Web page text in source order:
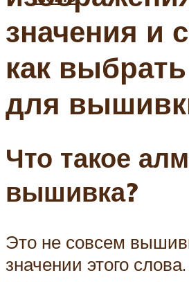
значения и
как
для
Что такое
вышивка?
Это не совсем
значении этого